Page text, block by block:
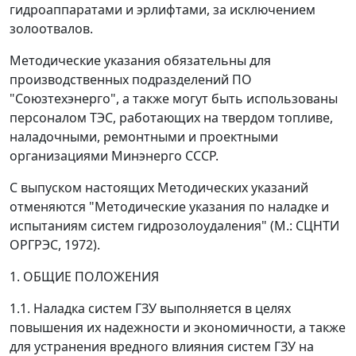
гидроаппаратами и эрлифтами, за исключением
золоотвалов.
Методические указания обязательны для
производственных подразделений ПО
"Союзтехэнерго", а также могут быть использованы
персоналом ТЭС, работающих на твердом топливе,
наладочными, ремонтными и проектными
организациями Минэнерго СССР.
С выпуском настоящих Методических указаний
отменяются "Методические указания по наладке и
испытаниям систем гидрозолоудаления" (М.: СЦНТИ
ОРГРЭС, 1972).
1. ОБЩИЕ ПОЛОЖЕНИЯ
1.1. Наладка систем ГЗУ выполняется в целях
повышения их надежности и экономичности, а также
для устранения вредного влияния систем ГЗУ на